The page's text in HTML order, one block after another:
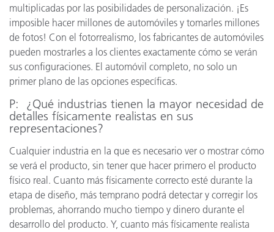
multiplicadas por las posibilidades de personalización. ¡Es
imposible hacer millones de automóviles y tomarles millones
de fotos! Con el fotorrealismo, los fabricantes de automóviles
pueden mostrarles a los clientes exactamente cómo se verán
sus configuraciones. El automóvil completo, no solo un
primer plano de las opciones específicas.
P: ¿Qué industrias tienen la mayor necesidad de
detalles físicamente realistas en sus
representaciones?
Cualquier industria en la que es necesario ver o mostrar cómo
se verá el producto, sin tener que hacer primero el producto
físico real. Cuanto más físicamente correcto esté durante la
etapa de diseño, más temprano podrá detectar y corregir los
problemas, ahorrando mucho tiempo y dinero durante el
desarrollo del producto. Y, cuanto más físicamente realista